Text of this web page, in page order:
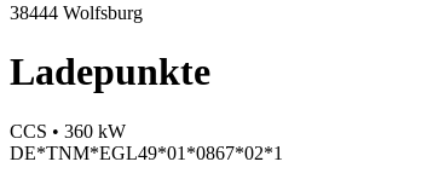
38444 Wolfsburg
Ladepunkte
CCS • 360 kW
DE*TNM*EGL49*01*0867*02*1